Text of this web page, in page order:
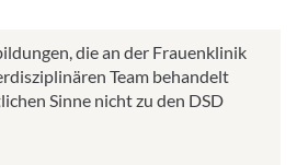
die an der Frauenklinik
Team behandelt
Sinne nicht zu den DSD